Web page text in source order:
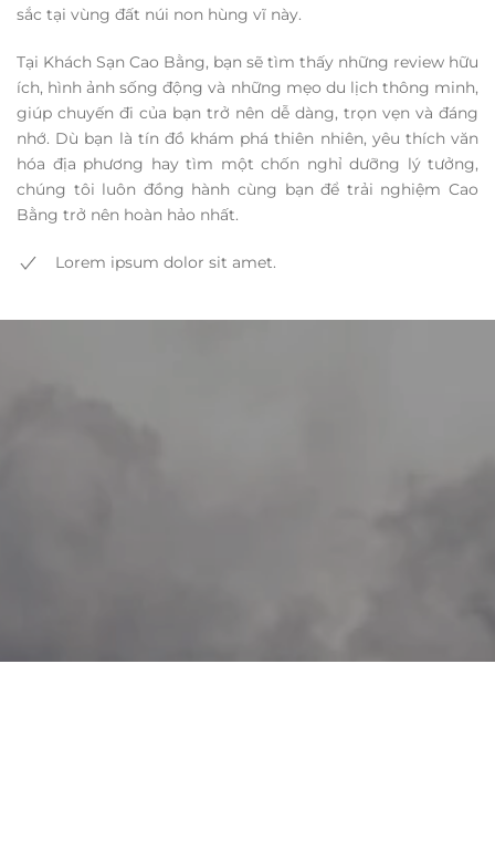
sắc tại vùng đất núi non hùng vĩ này.
Tại Khách Sạn Cao Bằng, bạn sẽ tìm thấy những review hữu
ích, hình ảnh sống động và những mẹo du lịch thông minh,
giúp chuyến đi của bạn trở nên dễ dàng, trọn vẹn và đáng
nhớ. Dù bạn là tín đồ khám phá thiên nhiên, yêu thích văn
hóa địa phương hay tìm một chốn nghỉ dưỡng lý tưởng,
chúng tôi luôn đồng hành cùng bạn để trải nghiệm Cao
Bằng trở nên hoàn hảo nhất.
Lorem ipsum dolor sit amet.